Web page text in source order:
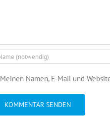
Meinen Namen, E-Mail und